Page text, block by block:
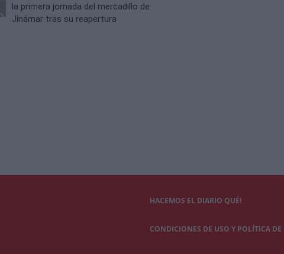
la primera jornada del mercadillo de
Jinámar tras su reapertura
HACEMOS EL DIARIO QUÉ!
CONDICIONES DE USO Y POLÍTICA